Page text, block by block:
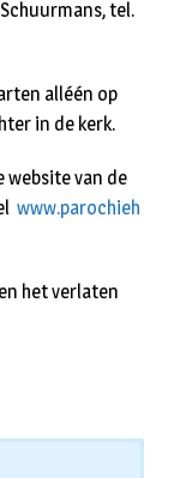
tel.
alléén op
in de kerk.
van de
www.parochieh
het verlaten